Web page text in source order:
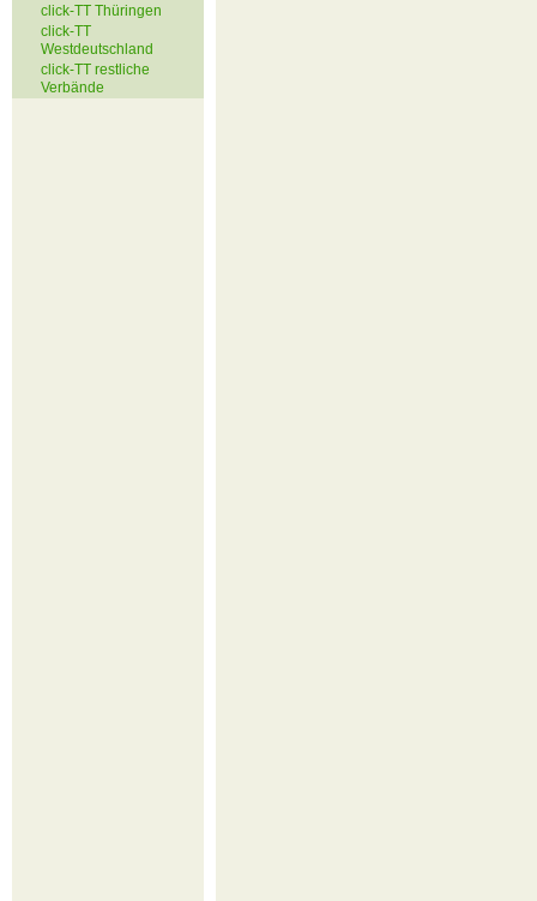
click-TT Thüringen
click-TT
Westdeutschland
click-TT restliche
Verbände